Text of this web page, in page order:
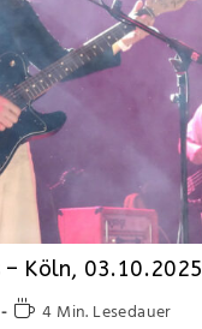
– Köln, 03.10.2025
4 Min. Lesedauer